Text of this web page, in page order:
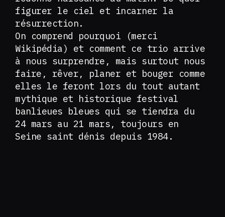
figurer le ciel et incarner la
résurrection.
On comprend pourquoi (merci
Wikipédia) et comment ce trio arrive
à nous surprendre, mais surtout nous
faire, rêver, planer et bouger comme
elles le feront lors du tout autant
mythique et historique festival
banlieues bleues qui se tiendra du
24 mars au 21 mars, toujours en
Seine saint dénis depuis 1984.